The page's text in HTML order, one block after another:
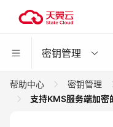
密钥管理
帮助中心 密钥管理
支持KMS服务端加密